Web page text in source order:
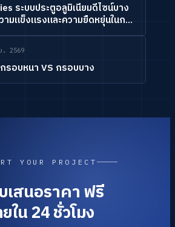
ระบบประตูอลูมิเนียมดีไซน์บาง
มแข็งแรงและความยืดหยุ่นในการ
. 2569
รอบหนา VS กรอบบาง
YOUR PROJECT
เสนอราคา ฟรี
ใน 24 ชั่วโมง